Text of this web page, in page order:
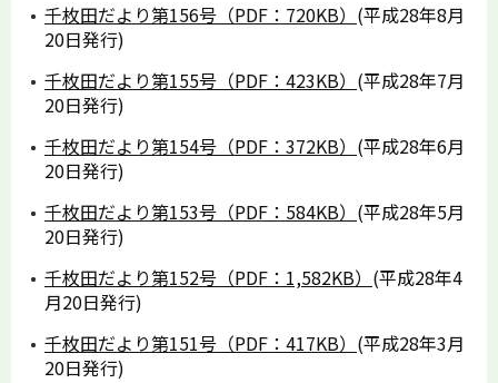
千枚田だより第156号（PDF：720KB） (平成28年8月
20日発行)
千枚田だより第155号（PDF：423KB） (平成28年7月
20日発行)
千枚田だより第154号（PDF：372KB） (平成28年6月
20日発行)
千枚田だより第153号（PDF：584KB） (平成28年5月
20日発行)
千枚田だより第152号（PDF：1,582KB） (平成28年4
月20日発行)
千枚田だより第151号（PDF：417KB） (平成28年3月
20日発行)